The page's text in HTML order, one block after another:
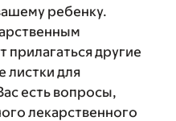
ребенку.
прилагаться другие
для
есть вопросы,
лекарственного